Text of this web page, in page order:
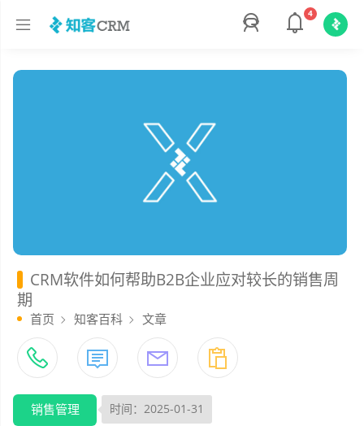
4
CRM软件如何帮助B2B企业应对较长的销售周
期
首页 知客百科 文章
销售管理 时间：2025-01-31